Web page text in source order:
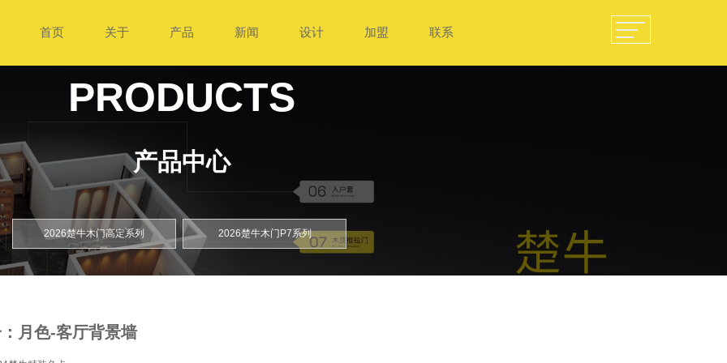
首页 关于 产品 新闻 设计 加盟 联系
PRODUCTS
产品中心
2026楚牛木门高定系列 2026楚牛木门P7系列
月色-客厅背景墙